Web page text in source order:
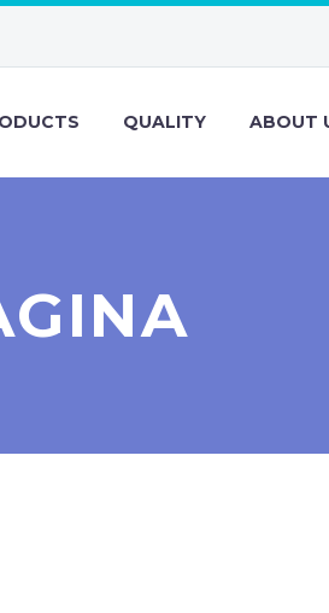
QUALITY ABOUT